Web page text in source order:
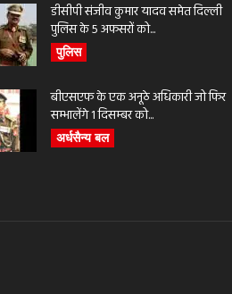
डीसीपी संजीव कुमार यादव समेत दिल्ली
पुलिस के 5 अफसरों को...
पुलिस
बीएसएफ के एक अनूठे अधिकारी जो फिर
सम्भालेंगे 1 दिसम्बर को...
अर्धसैन्य बल